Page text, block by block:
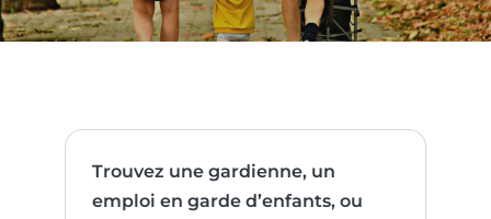
Trouvez une gardienne, un
emploi en garde d’enfants, ou